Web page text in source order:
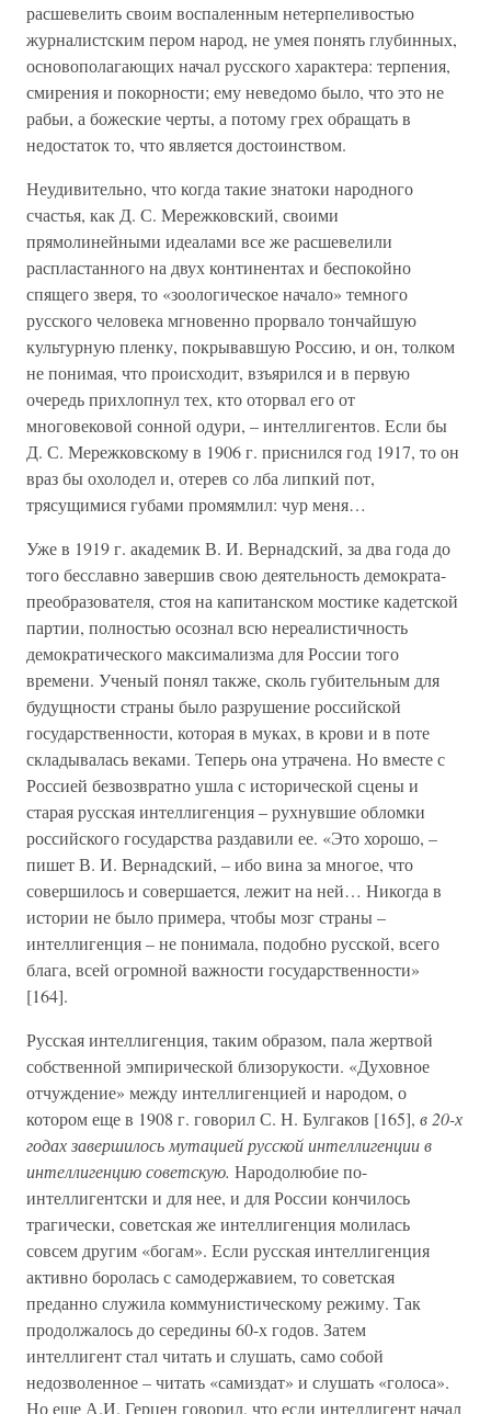
расшевелить своим воспаленным нетерпеливостью
журналистским пером народ, не умея понять глубинных,
основополагающих начал русского характера: терпения,
смирения и покорности; ему неведомо было, что это не
рабьи, а божеские черты, а потому грех обращать в
недостаток то, что является достоинством.
Неудивительно, что когда такие знатоки народного
счастья, как Д. С. Мережковский, своими
прямолинейными идеалами все же расшевелили
распластанного на двух континентах и беспокойно
спящего зверя, то «зоологическое начало» темного
русского человека мгновенно прорвало тончайшую
культурную пленку, покрывавшую Россию, и он, толком
не понимая, что происходит, взъярился и в первую
очередь прихлопнул тех, кто оторвал его от
многовековой сонной одури, – интеллигентов. Если бы
Д. С. Мережковскому в 1906 г. приснился год 1917, то он
враз бы охолодел и, отерев со лба липкий пот,
трясущимися губами промямлил: чур меня…
Уже в 1919 г. академик В. И. Вернадский, за два года до
того бесславно завершив свою деятельность демократа-
преобразователя, стоя на капитанском мостике кадетской
партии, полностью осознал всю нереалистичность
демократического максимализма для России того
времени. Ученый понял также, сколь губительным для
будущности страны было разрушение российской
государственности, которая в муках, в крови и в поте
складывалась веками. Теперь она утрачена. Но вместе с
Россией безвозвратно ушла с исторической сцены и
старая русская интеллигенция – рухнувшие обломки
российского государства раздавили ее. «Это хорошо, –
пишет В. И. Вернадский, – ибо вина за многое, что
совершилось и совершается, лежит на ней… Никогда в
истории не было примера, чтобы мозг страны –
интеллигенция – не понимала, подобно русской, всего
блага, всей огромной важности государственности»
[164].
Русская интеллигенция, таким образом, пала жертвой
собственной эмпирической близорукости. «Духовное
отчуждение» между интеллигенцией и народом, о
котором еще в 1908 г. говорил С. Н. Булгаков [165], в 20-х
годах завершилось мутацией русской интеллигенции в
интеллигенцию советскую. Народолюбие по-
интеллигентски и для нее, и для России кончилось
трагически, советская же интеллигенция молилась
совсем другим «богам». Если русская интеллигенция
активно боролась с самодержавием, то советская
преданно служила коммунистическому режиму. Так
продолжалось до середины 60-х годов. Затем
интеллигент стал читать и слушать, само собой
недозволенное – читать «самиздат» и слушать «голоса».
Но еще А.И. Герцен говорил, что если интеллигент начал